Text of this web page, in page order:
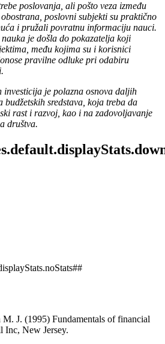
poslovanja, ali pošto veza između
poslovni subjekti su praktično
i pružali povratnu informaciju nauci.
je došla do pokazatelja koji
među kojima su i korisnici
pravilne odluke pri odabiru
je polazna osnova daljih
sredstava, koja treba da
rast i razvoj, kao i na zadovoljavanje
društva.
J. (1995) Fundamentals of financial
Inc, New Jersey.